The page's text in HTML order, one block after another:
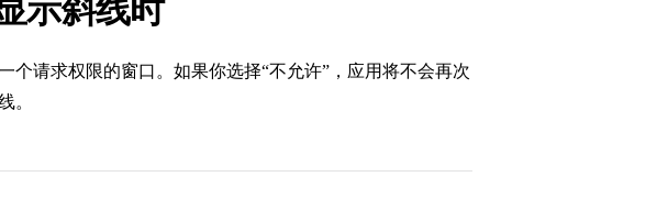
示斜线时
个请求权限的窗口。如果你选择“不允许”，应用将不会再次
。